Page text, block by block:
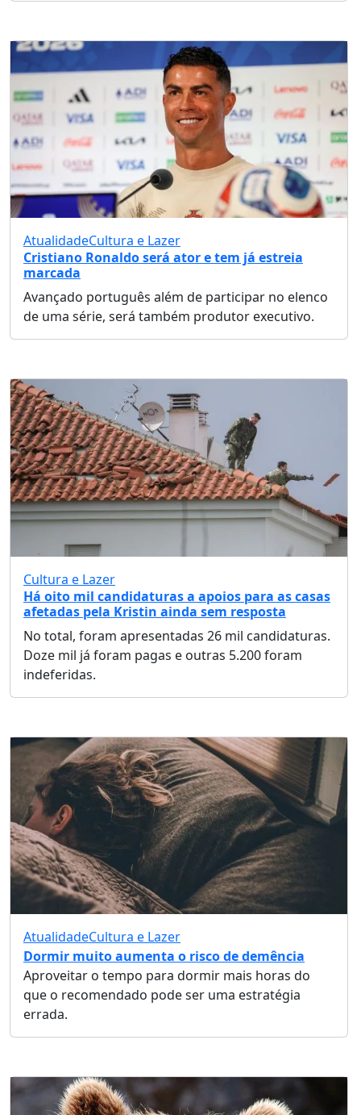
AtualidadeCultura e Lazer
Cristiano Ronaldo será ator e tem já estreia
marcada
Avançado português além de participar no elenco
de uma série, será também produtor executivo.
Cultura e Lazer
Há oito mil candidaturas a apoios para as casas
afetadas pela Kristin ainda sem resposta
No total, foram apresentadas 26 mil candidaturas.
Doze mil já foram pagas e outras 5.200 foram
indeferidas.
AtualidadeCultura e Lazer
Dormir muito aumenta o risco de demência
Aproveitar o tempo para dormir mais horas do
que o recomendado pode ser uma estratégia
errada.